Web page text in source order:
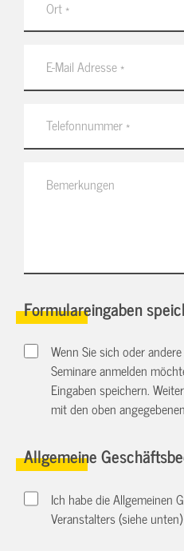
Formulareingaben
Wenn Sie sich oder
Seminare anmelden
Eingaben speichern.
mit den oben
Allgemeine
Ich habe die Allgemeinen
Veranstalters (siehe